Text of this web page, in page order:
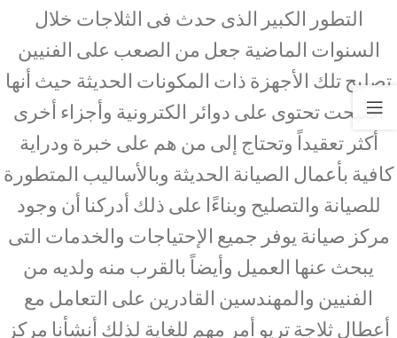
التطور الكبير الذى حدث فى الثلاجات خلال
السنوات الماضية جعل من الصعب على الفنيين
تصليح تلك الأجهزة ذات المكونات الحديثة حيث أنها
أصبحت تحتوى على دوائر الكترونية وأجزاء أخرى
أكثر تعقيداً وتحتاج إلى من هم على خبرة ودراية
كافية بأعمال الصيانة الحديثة وبالأساليب المتطورة
للصيانة والتصليح وبناءًا على ذلك أدركنا أن وجود
مركز صيانة يوفر جميع الإحتياجات والخدمات التى
يبحث عنها العميل وأيضاً بالقرب منه ولديه من
الفنيين والمهندسين القادرين على التعامل مع
أعطال ثلاجة تريو أمر مهم للغاية لذلك أنشأنا مركز